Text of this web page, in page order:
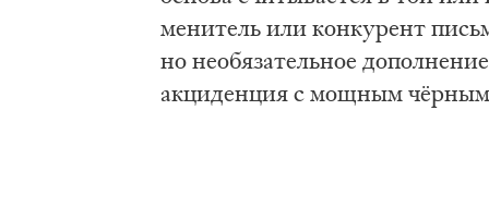
ме­ни­тель или кон­ку­рент
но не­обя­за­тель­ное
ак­ци­ден­ция с мощ­ным